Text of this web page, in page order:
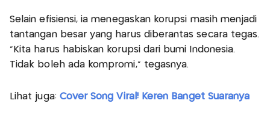
Selain efisiensi, ia menegaskan korupsi masih menjadi
tantangan besar yang harus diberantas secara tegas.
“Kita harus habiskan korupsi dari bumi Indonesia.
Tidak boleh ada kompromi,” tegasnya.
Lihat juga: Cover Song Viral! Keren Banget Suaranya